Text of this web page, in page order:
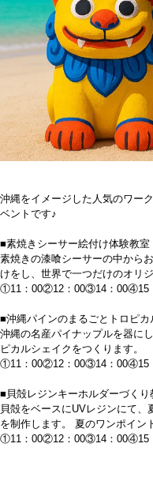
沖縄をイメージした人気のワー
ベントです♪
■素焼きシーサー絵付け体験教室
素焼きの漆喰シーサーの中から
けをし、世界で一つだけのオリ
①11：00②12：00③14：00④15
■沖縄パインのまるごとトロピカ
沖縄の名産パイナップルを器に
ピカルシェイクをつくります。
①11：00②12：00③14：00④15
■貝殻レジンキーホルダーづくり
貝殻をベースにUVレジンにて
を制作します。 夏のワンポイン
①11：00②12：00③14：00④15